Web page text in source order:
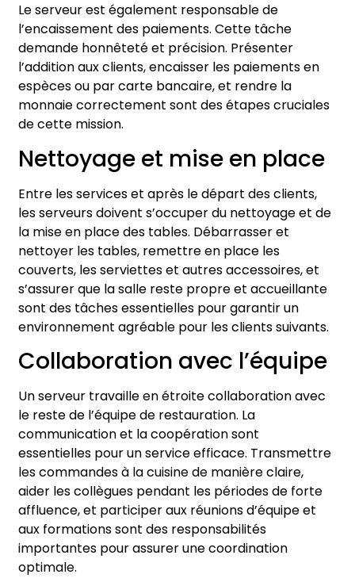
Le serveur est également responsable de
l’encaissement des paiements. Cette tâche
demande honnêteté et précision. Présenter
l’addition aux clients, encaisser les paiements en
espèces ou par carte bancaire, et rendre la
monnaie correctement sont des étapes cruciales
de cette mission.
Nettoyage et mise en place
Entre les services et après le départ des clients,
les serveurs doivent s’occuper du nettoyage et de
la mise en place des tables. Débarrasser et
nettoyer les tables, remettre en place les
couverts, les serviettes et autres accessoires, et
s’assurer que la salle reste propre et accueillante
sont des tâches essentielles pour garantir un
environnement agréable pour les clients suivants.
Collaboration avec l’équipe
Un serveur travaille en étroite collaboration avec
le reste de l’équipe de restauration. La
communication et la coopération sont
essentielles pour un service efficace. Transmettre
les commandes à la cuisine de manière claire,
aider les collègues pendant les périodes de forte
affluence, et participer aux réunions d’équipe et
aux formations sont des responsabilités
importantes pour assurer une coordination
optimale.